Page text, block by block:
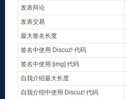
发表辩论
发表交易
最大签名长度
签名中使用 Discuz! 代码
签名中使用 [img] 代码
自我介绍最大长度
自我介绍中使用 Discuz! 代码